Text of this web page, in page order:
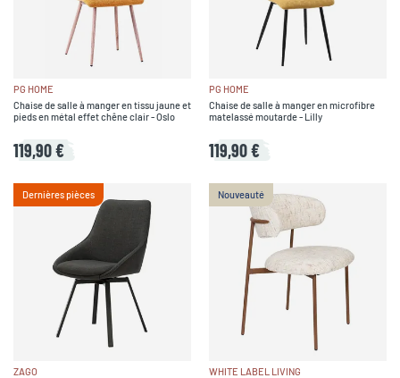
PG HOME
Chaise de salle à manger en tissu jaune et
pieds en métal effet chêne clair - Oslo
119,90 €
PG HOME
Chaise de salle à manger en microfibre
matelassé moutarde - Lilly
119,90 €
Dernières pièces
ZAGO
Nouveauté
WHITE LABEL LIVING